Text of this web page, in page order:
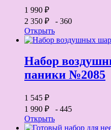
1 990 ₽
2 350 ₽ - 360
Открыть
Набор
паники №2085
1 545 ₽
1 990 ₽ - 445
Открыть